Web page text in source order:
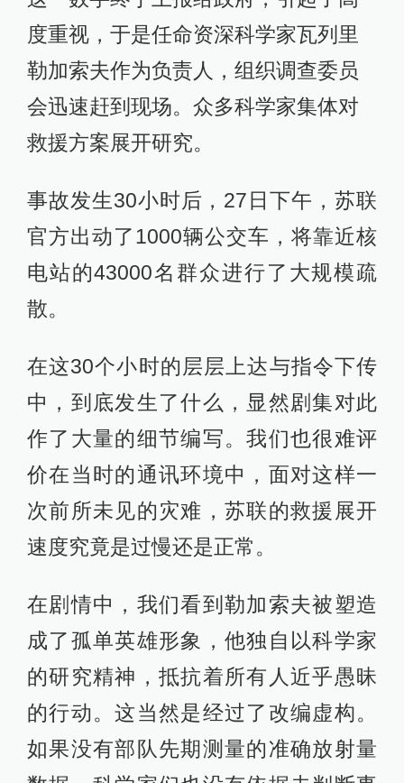
度重视，于是任命资深科学家瓦列里
勒加索夫作为负责人，组织调查委员
会迅速赶到现场。众多科学家集体对
救援方案展开研究。
事故发生30小时后，27日下午，苏联
官方出动了1000辆公交车，将靠近核
电站的43000名群众进行了大规模疏
散。
在这30个小时的层层上达与指令下传
中，到底发生了什么，显然剧集对此
作了大量的细节编写。我们也很难评
价在当时的通讯环境中，面对这样一
次前所未见的灾难，苏联的救援展开
速度究竟是过慢还是正常。
在剧情中，我们看到勒加索夫被塑造
成了孤单英雄形象，他独自以科学家
的研究精神，抵抗着所有人近乎愚昧
的行动。这当然是经过了改编虚构。
如果没有部队先期测量的准确放射量